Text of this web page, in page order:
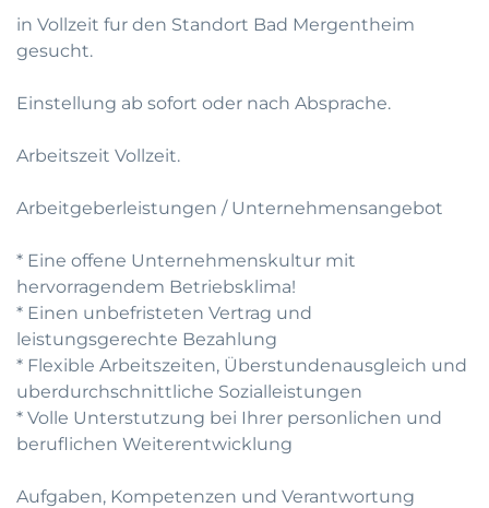
in Vollzeit fur den Standort Bad Mergentheim
gesucht.
Einstellung ab sofort oder nach Absprache.
Arbeitszeit Vollzeit.
Arbeitgeberleistungen / Unternehmensangebot
* Eine offene Unternehmenskultur mit
hervorragendem Betriebsklima!
* Einen unbefristeten Vertrag und
leistungsgerechte Bezahlung
* Flexible Arbeitszeiten, Überstundenausgleich und
uberdurchschnittliche Sozialleistungen
* Volle Unterstutzung bei Ihrer personlichen und
beruflichen Weiterentwicklung
Aufgaben, Kompetenzen und Verantwortung